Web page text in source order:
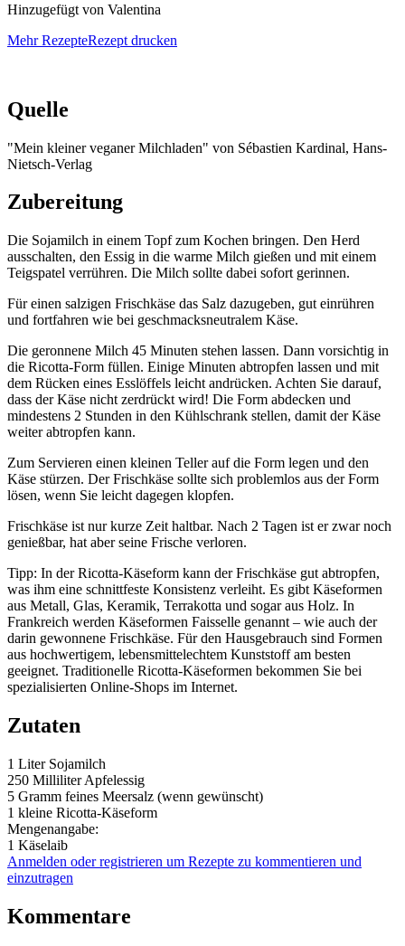
Hinzugefügt von Valentina
Mehr RezepteRezept drucken
Quelle
"Mein kleiner veganer Milchladen" von Sébastien Kardinal, Hans-
Nietsch-Verlag
Zubereitung
Die Sojamilch in einem Topf zum Kochen bringen. Den Herd
ausschalten, den Essig in die warme Milch gießen und mit einem
Teigspatel verrühren. Die Milch sollte dabei sofort gerinnen.
Für einen salzigen Frischkäse das Salz dazugeben, gut einrühren
und fortfahren wie bei geschmacksneutralem Käse.
Die geronnene Milch 45 Minuten stehen lassen. Dann vorsichtig in
die Ricotta-Form füllen. Einige Minuten abtropfen lassen und mit
dem Rücken eines Esslöffels leicht andrücken. Achten Sie darauf,
dass der Käse nicht zerdrückt wird! Die Form abdecken und
mindestens 2 Stunden in den Kühlschrank stellen, damit der Käse
weiter abtropfen kann.
Zum Servieren einen kleinen Teller auf die Form legen und den
Käse stürzen. Der Frischkäse sollte sich problemlos aus der Form
lösen, wenn Sie leicht dagegen klopfen.
Frischkäse ist nur kurze Zeit haltbar. Nach 2 Tagen ist er zwar noch
genießbar, hat aber seine Frische verloren.
Tipp: In der Ricotta-Käseform kann der Frischkäse gut abtropfen,
was ihm eine schnittfeste Konsistenz verleiht. Es gibt Käseformen
aus Metall, Glas, Keramik, Terrakotta und sogar aus Holz. In
Frankreich werden Käseformen Faisselle genannt – wie auch der
darin gewonnene Frischkäse. Für den Hausgebrauch sind Formen
aus hochwertigem, lebensmittelechtem Kunststoff am besten
geeignet. Traditionelle Ricotta-Käseformen bekommen Sie bei
spezialisierten Online-Shops im Internet.
Zutaten
1 Liter Sojamilch
250 Milliliter Apfelessig
5 Gramm feines Meersalz (wenn gewünscht)
1 kleine Ricotta-Käseform
Mengenangabe:
1 Käselaib
Anmelden oder registrieren um Rezepte zu kommentieren und
einzutragen
Kommentare